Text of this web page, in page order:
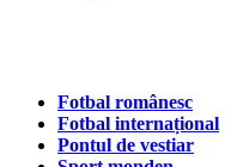
Fotbal românesc
Fotbal internațional
Pontul de vestiar